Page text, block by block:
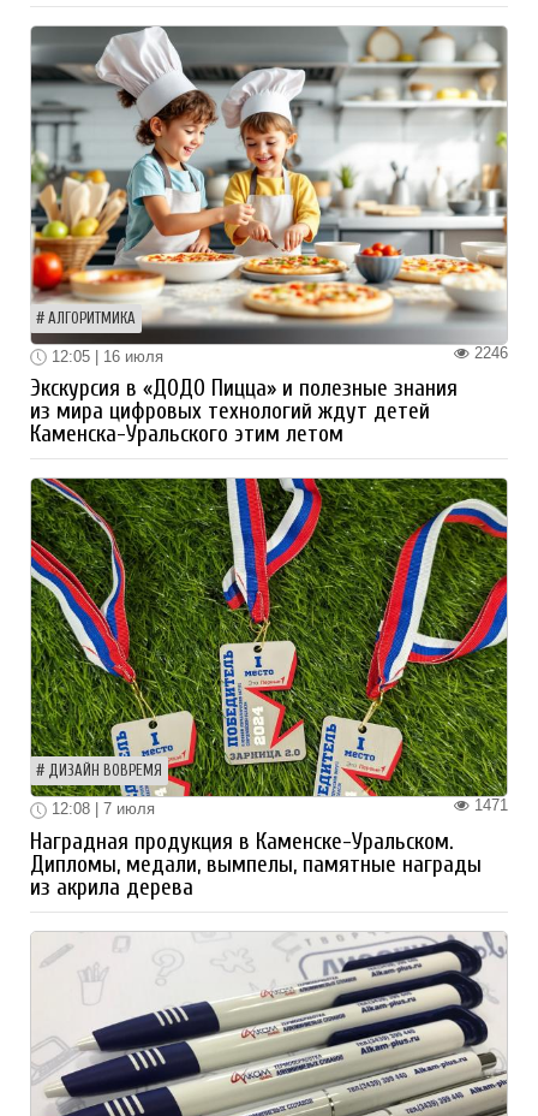
АЛГОРИТМИКА
2246
12:05 | 16 июля
Экскурсия в «ДОДО Пицца» и полезные знания
из мира цифровых технологий ждут детей
Каменска-Уральского этим летом
ДИЗАЙН ВОВРЕМЯ
1471
12:08 | 7 июля
Наградная продукция в Каменске-Уральском.
Дипломы, медали, вымпелы, памятные награды
из акрила дерева